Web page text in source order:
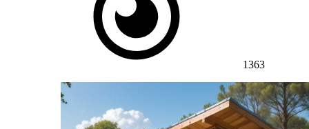
1363